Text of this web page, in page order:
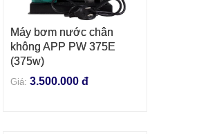
THÊM VÀO GIỎ HÀNG
Máy bơm nước chân
không APP PW 375E
(375w)
Giá: 3.500.000 đ